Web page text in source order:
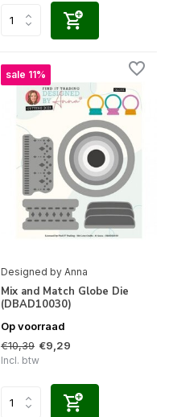
sale 11%
Designed by Anna
Mix and Match Globe Die
(DBAD10030)
Op voorraad
€10,39 €9,29
Incl. btw